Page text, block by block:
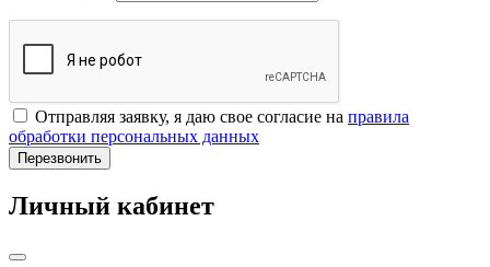
Отправляя заявку, я даю свое согласие на правила
обработки персональных данных
Перезвонить
Личный кабинет